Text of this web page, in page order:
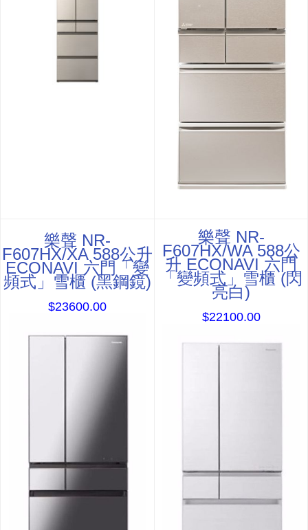
樂聲 NR-
F607HX/XA 588公升
ECONAVI 六門「變
頻式」雪櫃 (黑鋼鏡)
$23600.00
樂聲 NR-
F607HX/WA 588公
升 ECONAVI 六門
「變頻式」雪櫃 (閃
亮白)
$22100.00